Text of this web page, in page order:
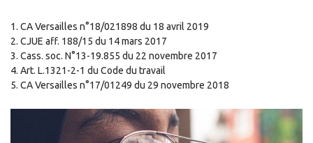
1. CA Versailles n°18/021898 du 18 avril 2019
2. CJUE aff. 188/15 du 14 mars 2017
3. Cass. soc. N°13-19.855 du 22 novembre 2017
4. Art. L.1321-2-1 du Code du travail
5. CA Versailles n°17/01249 du 29 novembre 2018